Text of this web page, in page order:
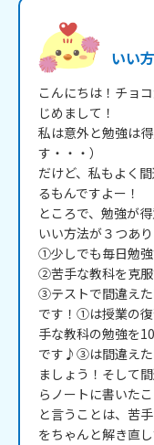
いい
こんにちは！チョ
じめまして！
私は意外と勉強は
す・・・）
だけど、私もよく
るもんですよー！
ところで、勉強が
いい方法が３つあり
①少しでも毎日勉強
②苦手な教科を克服
③テストで間違え
です！①は授業の
手な教科の勉強を
です♪③は間違えた
ましょう！そして
らノートに書いた
と言うことは、苦
をちゃんと解き直